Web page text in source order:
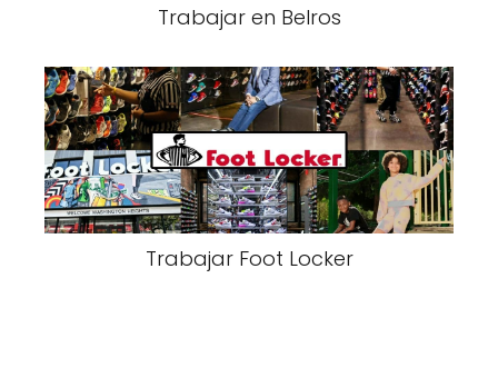
Trabajar en Belros
Trabajar Foot Locker